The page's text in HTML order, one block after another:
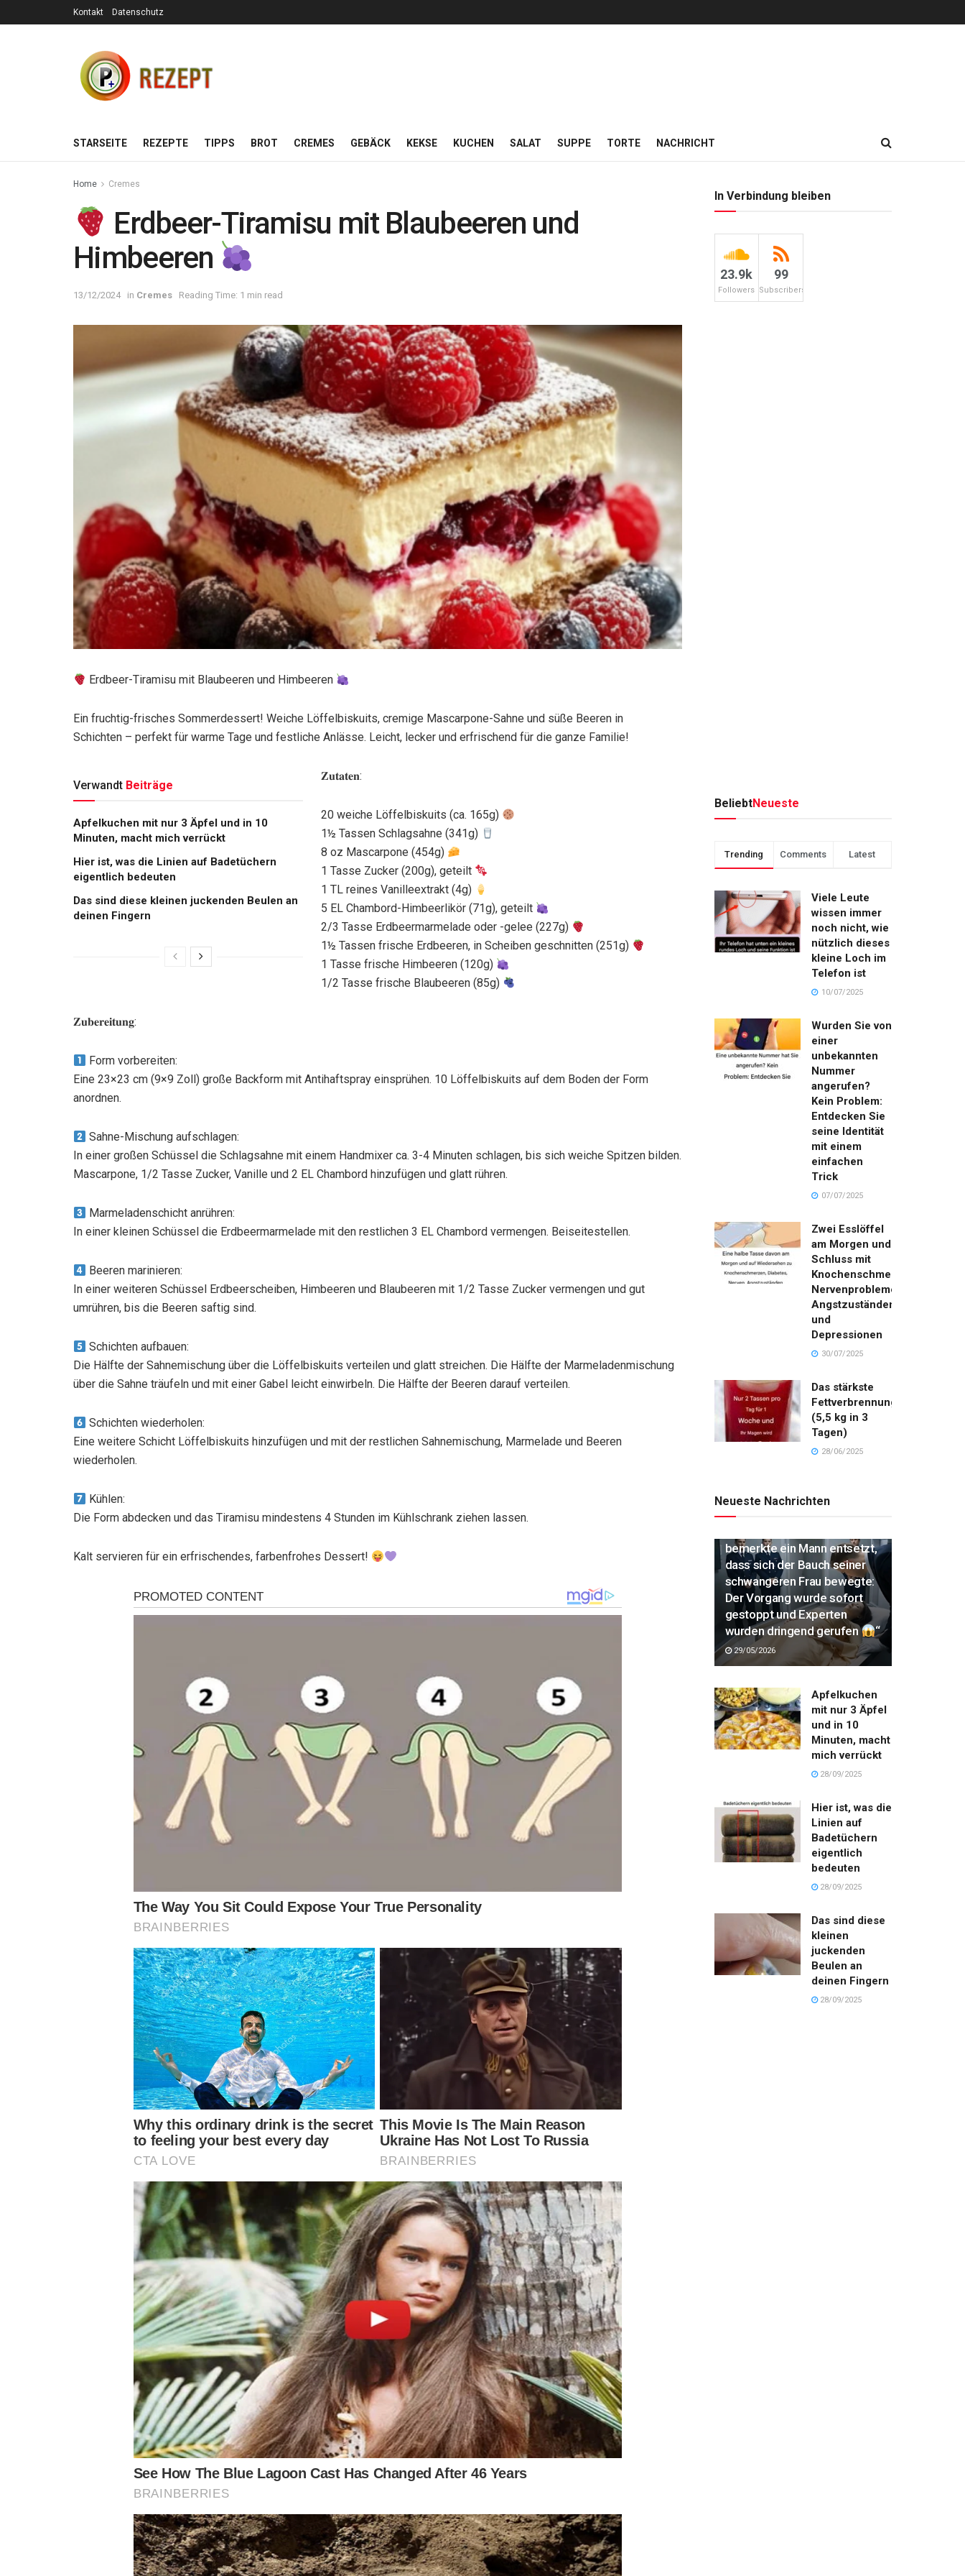
Kontakt Datenschutz
STARSEITE REZEPTE TIPPS BROT CREMES GEBÄCK KEKSE KUCHEN SALAT SUPPE TORTE NACHRICHT
Home Cremes
Erdbeer-Tiramisu mit Blaubeeren und
Himbeeren
13/12/2024 in Cremes Reading Time: 1 min read
Erdbeer-Tiramisu mit Blaubeeren und Himbeeren
Ein fruchtig-frisches Sommerdessert! Weiche Löffelbiskuits, cremige Mascarpone-Sahne und süße Beeren in
Schichten – perfekt für warme Tage und festliche Anlässe. Leicht, lecker und erfrischend für die ganze Familie!
Verwandt Beiträge
Apfelkuchen mit nur 3 Äpfel und in 10
Minuten, macht mich verrückt
Hier ist, was die Linien auf Badetüchern
eigentlich bedeuten
Das sind diese kleinen juckenden Beulen an
deinen Fingern
𝐙𝐮𝐭𝐚𝐭𝐞𝐧:
20 weiche Löffelbiskuits (ca. 165g)
1½ Tassen Schlagsahne (341g)
8 oz Mascarpone (454g)
1 Tasse Zucker (200g), geteilt
1 TL reines Vanilleextrakt (4g)
5 EL Chambord-Himbeerlikör (71g), geteilt
2/3 Tasse Erdbeermarmelade oder -gelee (227g)
1½ Tassen frische Erdbeeren, in Scheiben geschnitten (251g)
1 Tasse frische Himbeeren (120g)
1/2 Tasse frische Blaubeeren (85g)
𝐙𝐮𝐛𝐞𝐫𝐞𝐢𝐭𝐮𝐧𝐠:
Form vorbereiten:
Eine 23×23 cm (9×9 Zoll) große Backform mit Antihaftspray einsprühen. 10 Löffelbiskuits auf dem Boden der Form
anordnen.
Sahne-Mischung aufschlagen:
In einer großen Schüssel die Schlagsahne mit einem Handmixer ca. 3-4 Minuten schlagen, bis sich weiche Spitzen bilden.
Mascarpone, 1/2 Tasse Zucker, Vanille und 2 EL Chambord hinzufügen und glatt rühren.
Marmeladenschicht anrühren:
In einer kleinen Schüssel die Erdbeermarmelade mit den restlichen 3 EL Chambord vermengen. Beiseitestellen.
Beeren marinieren:
In einer weiteren Schüssel Erdbeerscheiben, Himbeeren und Blaubeeren mit 1/2 Tasse Zucker vermengen und gut
umrühren, bis die Beeren saftig sind.
Schichten aufbauen:
Die Hälfte der Sahnemischung über die Löffelbiskuits verteilen und glatt streichen. Die Hälfte der Marmeladenmischung
über die Sahne träufeln und mit einer Gabel leicht einwirbeln. Die Hälfte der Beeren darauf verteilen.
Schichten wiederholen:
Eine weitere Schicht Löffelbiskuits hinzufügen und mit der restlichen Sahnemischung, Marmelade und Beeren
wiederholen.
Kühlen:
Die Form abdecken und das Tiramisu mindestens 4 Stunden im Kühlschrank ziehen lassen.
Kalt servieren für ein erfrischendes, farbenfrohes Dessert!
In Verbindung bleiben
23.9k
Followers
99
Subscribers
BeliebtNeueste
Trending Comments Latest
Viele Leute
wissen immer
noch nicht, wie
nützlich dieses
kleine Loch im
Telefon ist
10/07/2025
Wurden Sie von
einer
unbekannten
Nummer
angerufen?
Kein Problem:
Entdecken Sie
seine Identität
mit einem
einfachen
Trick
07/07/2025
Zwei Esslöffel
am Morgen und
Schluss mit
Knochenschmerzen,
Nervenproblemen,
Angstzuständen
und
Depressionen
30/07/2025
Das stärkste
Fettverbrennungsgetränk
(5,5 kg in 3
Tagen)
28/06/2025
Neueste Nachrichten
bemerkte ein Mann entsetzt,
dass sich der Bauch seiner
schwangeren Frau bewegte:
Der Vorgang wurde sofort
gestoppt und Experten
wurden dringend gerufen
“
29/05/2026
Apfelkuchen
mit nur 3 Äpfel
und in 10
Minuten, macht
mich verrückt
28/09/2025
Hier ist, was die
Linien auf
Badetüchern
eigentlich
bedeuten
28/09/2025
Das sind diese
kleinen
juckenden
Beulen an
deinen Fingern
28/09/2025